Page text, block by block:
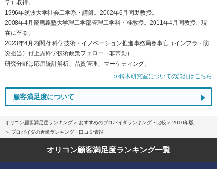
学）取得。
1996年筑波大学社会工学系・講師。2002年6月同助教授。
2008年4月慶應義塾大学理工学部管理工学科・准教授。2011年4月同教授、現
在に至る。
2023年4月内閣府 科学技術・イノベーション推進事務局参事官（インフラ・防
災担当）付上席科学技術政策フェロー（非常勤）
研究分野は応用統計解析、品質管理、マーケティング。
≫鈴木研究室についての詳細はこちら
顧客満足度について
オリコン顧客満足度ランキング おすすめのプロバイダランキング・比較
2010年版
プロバイダの近畿ランキング・口コミ情報
オリコン顧客満足度ランキング一覧